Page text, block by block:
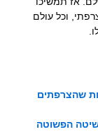
וכל עולם
שהצרפתים
הפשוטה